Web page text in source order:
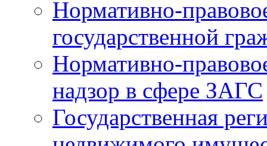
Нормативно-
государственной
Нормативно-
надзор в сфере ЗАГС
Государственная